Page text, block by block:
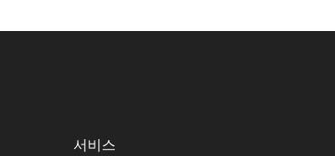
서비스